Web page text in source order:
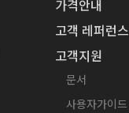
가격안내
고객 레퍼런스
고객지원
문서
사용자가이드